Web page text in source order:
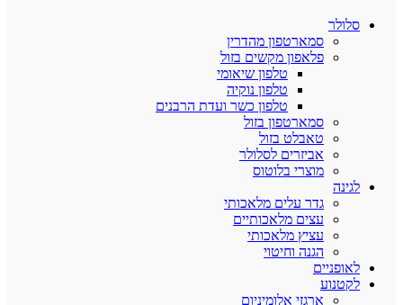
סלולר
סמארטפון מהדרין
פלאפון מקשים בזול
טלפון שיאומי
טלפון נוקיה
טלפון כשר ועדת הרבנים
סמארטפון בזול
טאבלט בזול
אביזרים לסלולר
מוצרי בלוטוס
לגינה
גדר עלים מלאכותי
עצים מלאכותיים
עציץ מלאכותי
הגנה וחיטוי
לאופניים
לקטנוע
ארגזי אלומיניום